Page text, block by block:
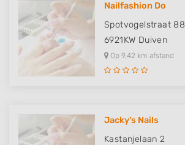
Nailfashion Do
Spotvogelstraat 88
6921KW Duiven
Op 9,42 km afstand
Jacky's Nails
Kastanjelaan 2